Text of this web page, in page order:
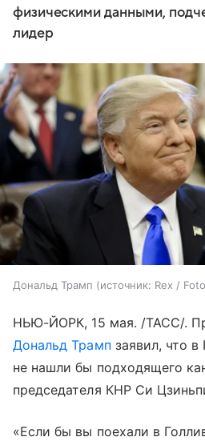
физическими данными,
лидер
Дональд Трамп источник: Rex /
НЬЮ-ЙОРК, 15 мая. /ТАСС/.
Дональд Трамп заявил, что в
не нашли бы подходящего
председателя КНР Си
«Если бы вы поехали в